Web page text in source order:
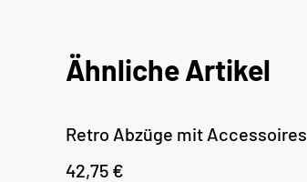
Ähnliche Artikel
Retro Abzüge mit Accessoires
42,75 €